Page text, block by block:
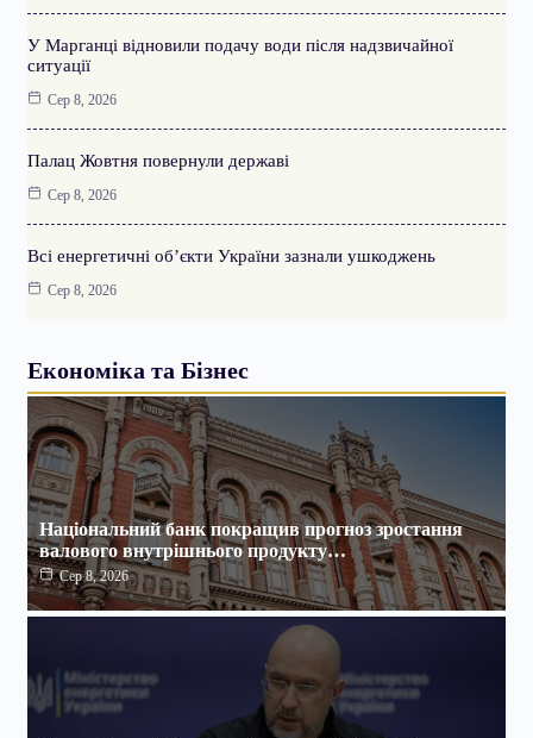
У Марганці відновили подачу води після надзвичайної
ситуації
Сер 8, 2026
Палац Жовтня повернули державі
Сер 8, 2026
Всі енергетичні об’єкти України зазнали ушкоджень
Сер 8, 2026
Економіка та Бізнес
Національний банк покращив прогноз зростання
валового внутрішнього продукту…
Сер 8, 2026